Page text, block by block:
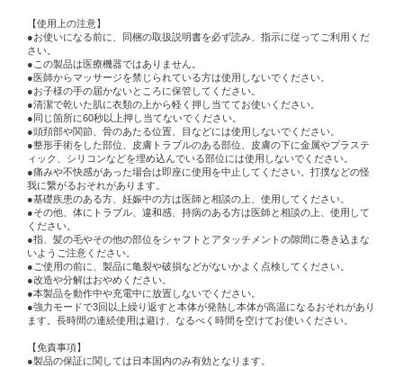
【使用上の注意】
●お使いになる前に、同梱の取扱説明書を必ず読み、指示に従ってご利用くだ
さい。
●この製品は医療機器ではありません。
●医師からマッサージを禁じられている方は使用しないでください。
●お子様の手の届かないところに保管してください。
●清潔で乾いた肌に衣類の上から軽く押し当ててお使いください。
●同じ箇所に60秒以上押し当てないでください。
●頭頚部や関節、骨のあたる位置、目などには使用しないでください。
●整形手術をした部位、皮膚トラブルのある部位、皮膚の下に金属やプラステ
ィック、シリコンなどを埋め込んでいる部位には使用しないでください。
●痛みや不快感があった場合は即座に使用を中止してください。打撲などの怪
我に繋がるおそれがあります。
●基礎疾患のある方、妊娠中の方は医師と相談の上、使用してください。
●その他、体にトラブル、違和感、持病のある方は医師と相談の上、使用して
ください。
●指、髪の毛やその他の部位をシャフトとアタッチメントの隙間に巻き込まな
いようご注意ください。
●ご使用の前に、製品に亀裂や破損などがないかよく点検してください。
●改造や分解はおやめください。
●本製品を動作中や充電中に放置しないでください。
●強力モードで3回以上繰り返すと本体が発熱し本体が高温になるおそれがあり
ます。長時間の連続使用は避け、なるべく時間を空けてお使いください。
【免責事項】
●製品の保証に関しては日本国内のみ有効となります。